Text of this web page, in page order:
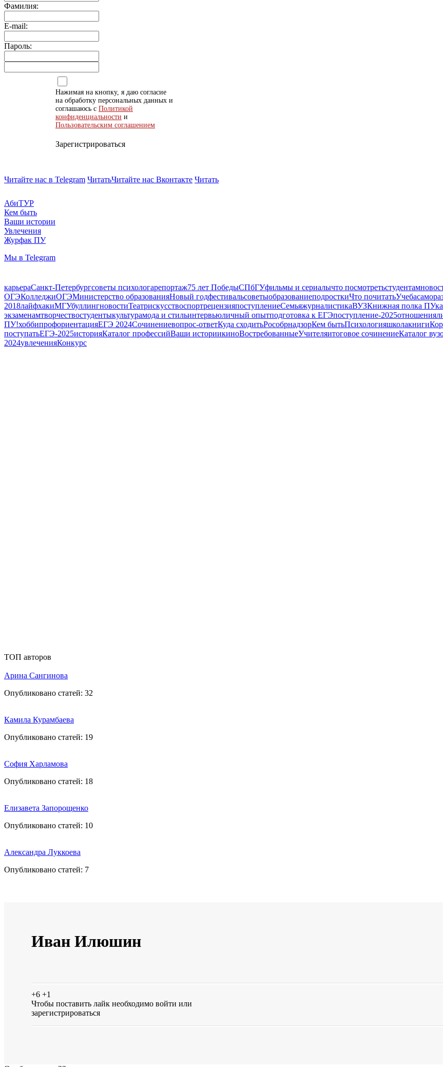
Фамилия:
E-mail:
Пароль:
Нажимая на кнопку, я даю согласие
на обработку персональных данных и
соглашаюсь с Политикой
конфиденциальности и
Пользовательским соглашением
Зарегистрироваться
Читайте нас в Telegram ЧитатьЧитайте нас Вконтакте Читать
АбиТУР
Кем быть
Ваши истории
Увлечения
Журфак ПУ
Мы в Telegram
карьераСанкт-Петербургсоветы психологарепортаж75 лет ПобедыСПбГУфильмы и сериалычто посмотретьстудентам
ОГЭКолледжиОГЭМинистерство образованияНовый годфестивальсоветыобразованиеподросткиЧто почитатьУчеба
2018лайфхакиМГУбуллингновостиТеатрискусствоспортрецензияпоступлениеСемьяжурналистикаВУЗКнижная полка ПУ
экзаменамтворчествостудентыкультурамода и стильинтервьюличный опытподготовка к ЕГЭпоступление-2025отношения
ПУ!хоббипрофориентацияЕГЭ 2024Сочинениевопрос-ответКуда сходитьРособрнадзорКем бытьПсихологияшколакниги
поступатьЕГЭ-2025историяКаталог профессийВаши историикиноВостребованныеУчителяитоговое сочинениеКаталог
2024увлеченияКонкурс
ТОП авторов
Арина Сангинова
Опубликовано статей: 32
Камила Курамбаева
Опубликовано статей: 19
София Харламова
Опубликовано статей: 18
Елизавета Запорощенко
Опубликовано статей: 10
Александра Луккоева
Опубликовано статей: 7
Иван Илюшин
+6 +1
Чтобы поставить лайк необходимо войти или
зарегистрироваться